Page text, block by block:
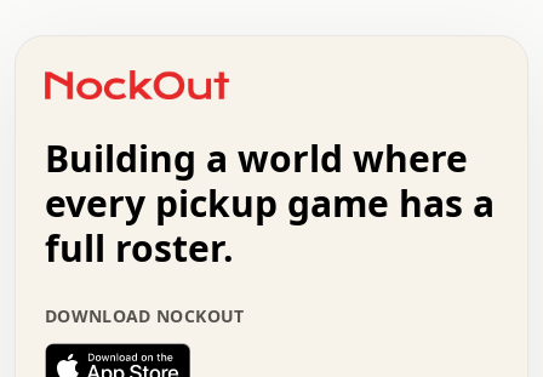
+   .   .   .   .   .   .   .   .   .   +   .   .
.   .   .   .   .   .   .   .   .   .   .   :   .
.   .   .   .   +   .   .   .   .   .   .   .   +
.   :   .   .   .   .   .   .   .   .   o   .   .
.   .   x   .   .   .   .   .   .   :   .   .   o
.   .   .   .   :   .   .   .   .   o   .   .   .
.   .   .   .   .   .   .   :   .   .   .   .   .
.   .   .   .   .   .   .   +   .   .   x   .   .
.   .   .   .   .   :   +   .   .   .   .   .   o
Building a world where
every pickup game has a
full roster.
DOWNLOAD NOCKOUT